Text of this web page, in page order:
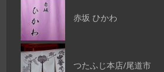
赤坂 ひかわ
つたふじ本店/尾道市